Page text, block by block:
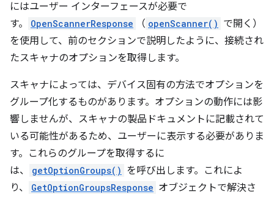
にはユーザー インターフェースが必要で
す。
OpenScannerResponse （ openScanner() で開く）
を使用して、前のセクションで説明したように、接続され
たスキャナのオプションを取得します。
スキャナによっては、デバイス固有の方法でオプションを
グループ化するものがあります。オプションの動作には影
響しませんが、スキャナの製品ドキュメントに記載されて
いる可能性があるため、ユーザーに表示する必要がありま
す。これらのグループを取得するに
は、
getOptionGroups() を呼び出します。これによ
り、
GetOptionGroupsResponse オブジェクトで解決さ